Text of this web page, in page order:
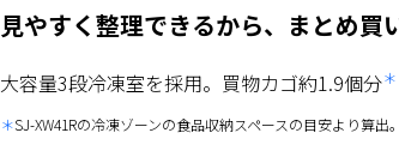
見やすく整理できるから、まとめ
大容量3段冷凍室を採用。買物カゴ約1.9個分＊
SJ-XW41Rの冷凍ゾーンの食品収納スペースの目安より算出。